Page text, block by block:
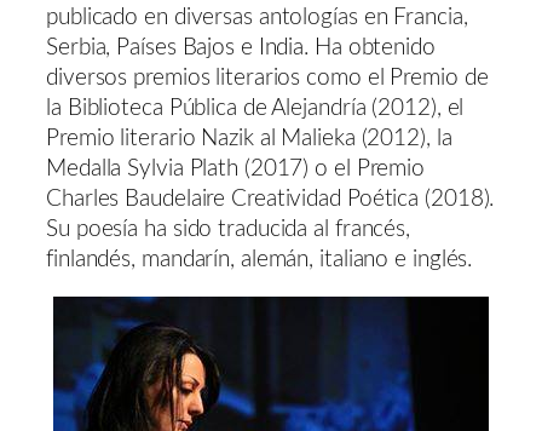
publicado en diversas antologías en Francia,
Serbia, Países Bajos e India. Ha obtenido
diversos premios literarios como el Premio de
la Biblioteca Pública de Alejandría (2012), el
Premio literario Nazik al Malieka (2012), la
Medalla Sylvia Plath (2017) o el Premio
Charles Baudelaire Creatividad Poética (2018).
Su poesía ha sido traducida al francés,
finlandés, mandarín, alemán, italiano e inglés.